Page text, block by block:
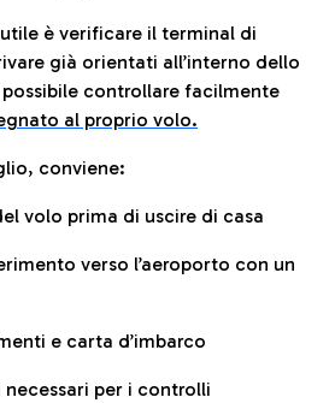
è verificare il terminal di
già orientati all’interno dello
possibile controllare facilmente
al proprio volo.
conviene:
volo prima di uscire di casa
verso l’aeroporto con un
e carta d’imbarco
necessari per i controlli